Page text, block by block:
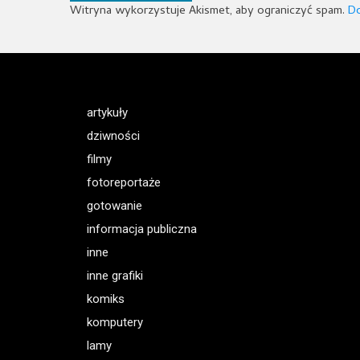
Witryna wykorzystuje Akismet, aby ograniczyć spam.
artykuły
dziwności
filmy
fotoreportaże
gotowanie
informacja publiczna
inne
inne grafiki
komiks
komputery
lamy